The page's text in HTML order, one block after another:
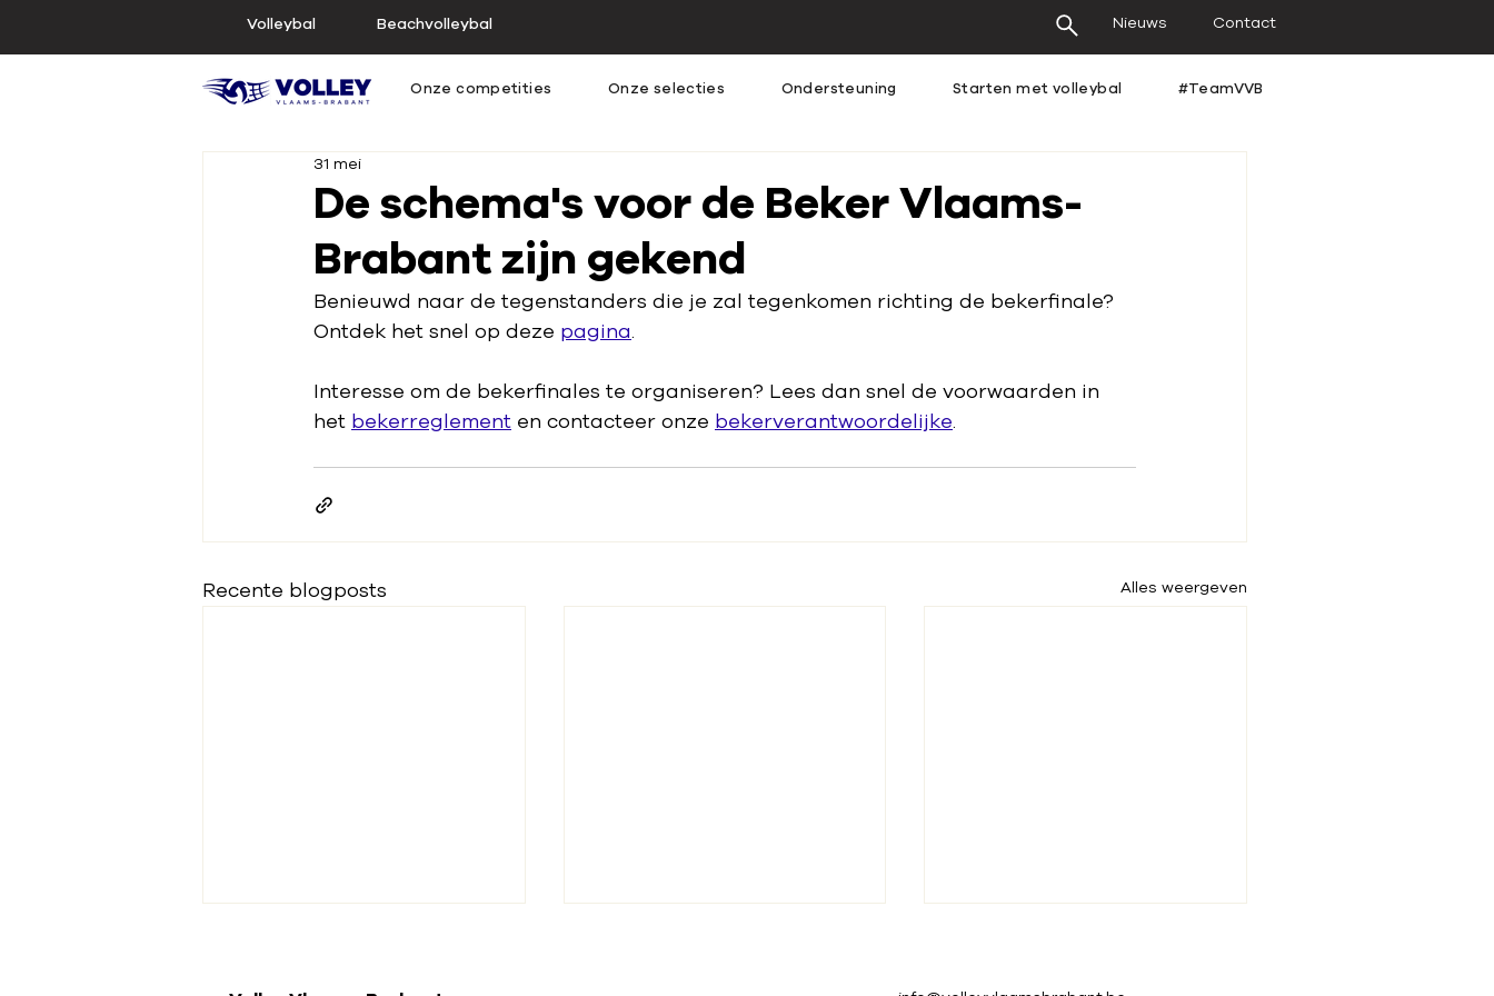
Volleybal Beachvolleybal Contact
Nieuws
Onze competities Onze selecties Ondersteuning Starten met volleybal #TeamVVB
De schema's voor de Beker Vlaams-
Brabant zijn gekend
31 mei
Benieuwd naar de tegenstanders die je zal tegenkomen richting de bekerfinale?
Ontdek het snel op deze pagina.
Interesse om de bekerfinales te organiseren? Lees dan snel de voorwaarden in
het bekerreglement en contacteer onze bekerverantwoordelijke.
Recente blogposts Alles weergeven